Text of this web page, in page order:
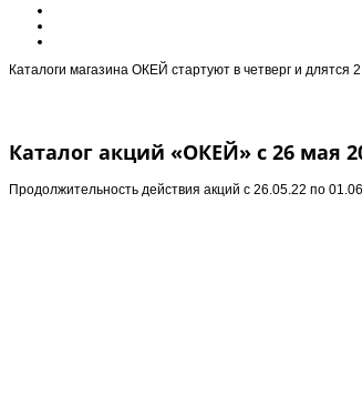
Каталоги магазина ОКЕЙ стартуют в четверг и
Каталог акций «ОКЕЙ» с 26 мая
Продолжительность действия акций с 26.05.22 по